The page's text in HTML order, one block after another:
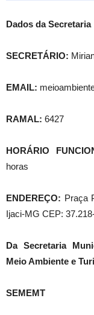
Dados da Secretaria
SECRETÁRIO:
EMAIL:
RAMAL: 6427
HORÁRIO
horas
ENDEREÇO: Praça
Ijaci-MG CEP:
Da Secretaria
Meio Ambiente e
SEMEMT